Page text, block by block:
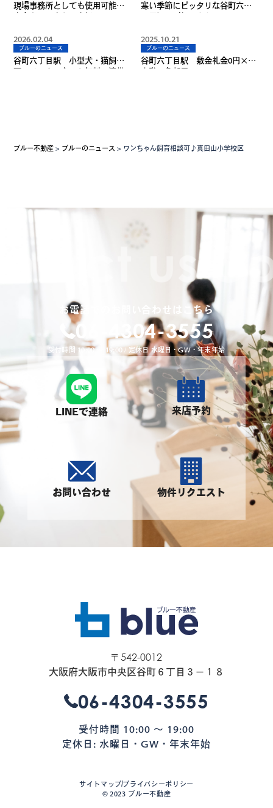
現場事務所としても使用可能♪
寒い季節にピッタリな谷町六丁
2026.02.04
ブルーのニュース
谷町六丁目駅 小型犬・猫飼育
2025.10.21
ブルーのニュース
谷町六丁目駅 敷金礼金0円×最
ブルー不動産 > ブルーのニュース > ワンちゃん飼育相談可♪真田山小学校区
お電話でのお問い合わせはこちら
06-4304-3555
受付時間 10:00 〜 19:00 / 定休日 水曜日・GW・年末年始
LINEで連絡 来店予約
お問い合わせ 物件リクエスト
〒542-0012
大阪府大阪市中央区谷町６丁目３−１８
06-4304-3555
受付時間 10:00 〜 19:00
定休日: 水曜日・GW・年末年始
©︎ 2023 ブルー不動産
サイトマッププライバシーポリシー